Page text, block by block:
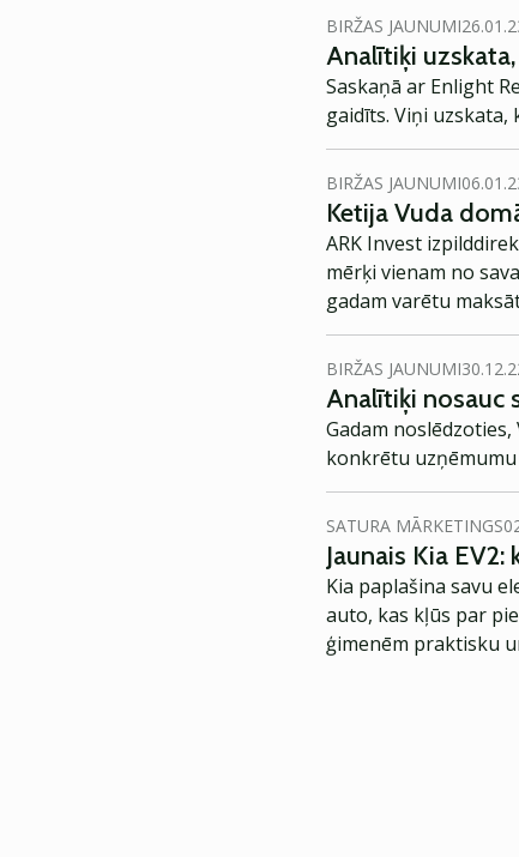
BIRŽAS JAUNUMI
Analītiķi
Saskaņā ar Enlight
gaidīts. Viņi uzskata,
BIRŽAS JAUNUMI
Ketija Vuda
ARK Invest
mērķi vienam no
gadam varētu
BIRŽAS JAUNUMI
Analītiķi nosauc
Gadam
konkrētu uzņēmumu
SATURA MĀRKETINGS
Jaunais Kia
Kia paplašina savu
auto, kas kļūs par
ģimenēm praktisku